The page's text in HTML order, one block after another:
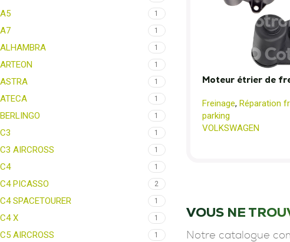
A5 1
A7 1
ALHAMBRA 1
ARTEON 1
ASTRA 1
ATECA 1
BERLINGO 1
C3 1
C3 AIRCROSS 1
C4 1
C4 PICASSO 2
C4 SPACETOURER 1
C4 X 1
C5 AIRCROSS 1
Moteur étrier de
Freinage, Réparation
parking
VOLKSWAGEN
VOUS NE
Notre catalogue